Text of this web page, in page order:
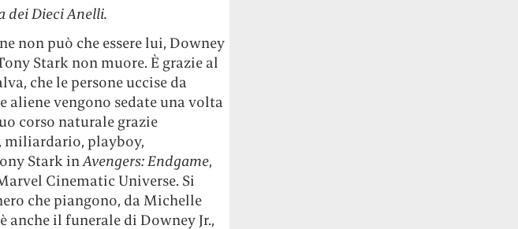
dei Dieci Anelli.
non può che essere lui, Downey
Stark non muore. È grazie al
che le persone uccise da
aliene vengono sedate una volta
corso naturale grazie
miliardario, playboy,
Stark inAvengers: Endgame,
Cinematic Universe. Si
che piangono, da Michelle
anche il funerale di Downey Jr.,